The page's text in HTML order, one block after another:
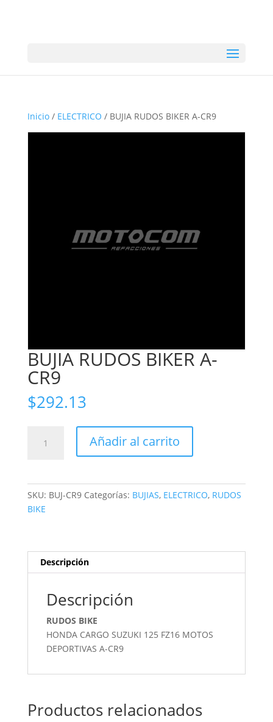
Inicio/ ELECTRICO / BUJIA RUDOS BIKER A-CR9
BUJIA RUDOS BIKER A-
CR9
$292.13
RUDOS
cantidad
Añadir al carrito
SKU: BUJ-CR9 Categorías: BUJIAS, ELECTRICO, RUDOS
BIKE
Descripción
Descripción
RUDOS BIKE
HONDA CARGO SUZUKI 125 FZ16 MOTOS
DEPORTIVAS A-CR9
Productos relacionados